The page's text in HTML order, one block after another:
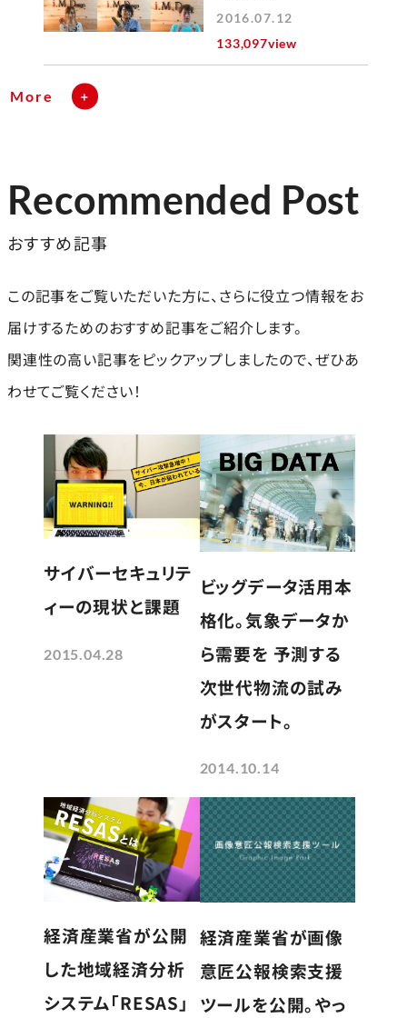
2016.07.12
133,097view
More
Recommended Post
おすすめ記事
この記事をご覧いただいた方に、さらに役立つ情報をお
届けするためのおすすめ記事をご紹介します。
関連性の高い記事をピックアップしましたので、ぜひあ
わせてご覧ください！
サイバーセキュリテ
ィーの現状と課題
2015.04.28
ビッグデータ活用本
格化。気象データか
ら需要を 予測する
次世代物流の試み
がスタート。
2014.10.14
経済産業省が公開
した地域経済分析
システム「RESAS」
経済産業省が画像
意匠公報検索支援
ツールを公開。やっ